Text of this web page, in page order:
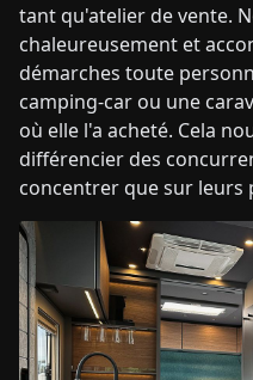
tant qu'atelier de vente.
chaleureusement et
démarches toute
camping-car ou une
où elle l'a acheté. Cela
différencier des
concentrer que sur leurs